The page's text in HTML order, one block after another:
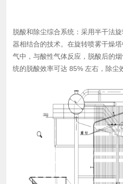
脱酸和除尘综合系统：采用半干法
器相结合的技术。在旋转喷雾干燥
气中，与酸性气体反应，脱酸后的
统的脱酸效率可达 85% 左右，除尘